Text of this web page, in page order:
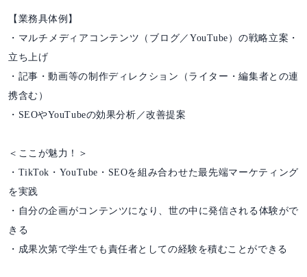
【業務具体例】
・マルチメディアコンテンツ（ブログ／YouTube）の戦略立案・
立ち上げ
・記事・動画等の制作ディレクション（ライター・編集者との連
携含む）
・SEOやYouTubeの効果分析／改善提案
＜ここが魅力！＞
・TikTok・YouTube・SEOを組み合わせた最先端マーケティング
を実践
・自分の企画がコンテンツになり、世の中に発信される体験がで
きる
・成果次第で学生でも責任者としての経験を積むことができる